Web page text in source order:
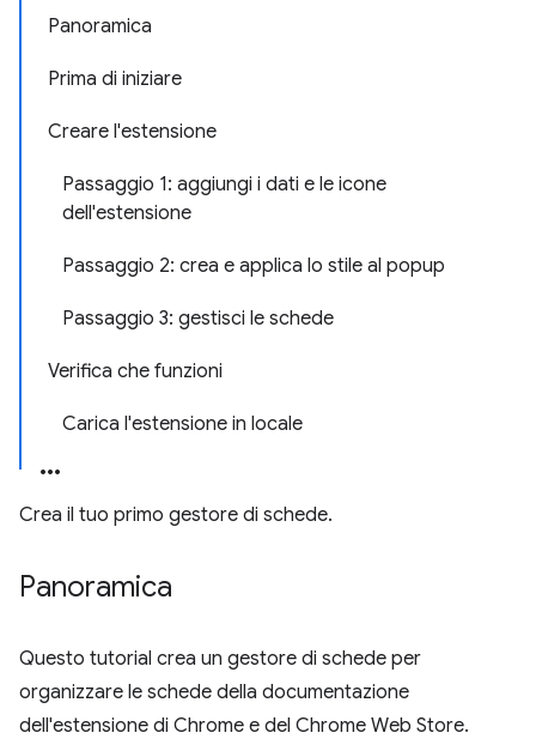
Panoramica
Prima di iniziare
Creare l'estensione
Passaggio 1: aggiungi i dati e le icone
dell'estensione
Passaggio 2: crea e applica lo stile al popup
Passaggio 3: gestisci le schede
Verifica che funzioni
Carica l'estensione in locale
Crea il tuo primo gestore di schede.
Panoramica
Questo tutorial crea un gestore di schede per
organizzare le schede della documentazione
dell'estensione di Chrome e del Chrome Web Store.